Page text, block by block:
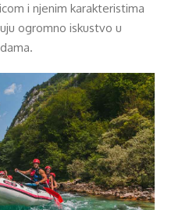
i njenim karakteristima
ogromno iskustvo u